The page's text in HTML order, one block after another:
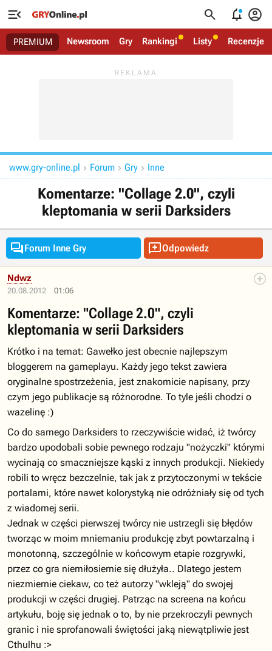
   
PREMIUM Newsroom Gry Rankingi Listy Recenzje
www.gry-online.pl  Forum  Gry  Inne
Komentarze: "Collage 2.0", czyli
kleptomania w serii Darksiders
Forum Inne Gry Odpowiedz
20.08.2012 01:06
Ndwz
Komentarze: "Collage 2.0", czyli
kleptomania w serii Darksiders
Krótko i na temat: Gawełko jest obecnie najlepszym
bloggerem na gameplayu. Każdy jego tekst zawiera
oryginalne spostrzeżenia, jest znakomicie napisany, przy
czym jego publikacje są różnorodne. To tyle jeśli chodzi o
wazelinę :)
Co do samego Darksiders to rzeczywiście widać, iż twórcy
bardzo upodobali sobie pewnego rodzaju "nożyczki" którymi
wycinają co smaczniejsze kąski z innych produkcji. Niekiedy
robili to wręcz bezczelnie, tak jak z przytoczonymi w tekście
portalami, które nawet kolorystyką nie odróżniały się od tych
z wiadomej serii.
Jednak w części pierwszej twórcy nie ustrzegli się błędów
tworząc w moim mniemaniu produkcję zbyt powtarzalną i
monotonną, szczególnie w końcowym etapie rozgrywki,
przez co gra niemiłosiernie się dłużyła.. Dlatego jestem
niezmiernie ciekaw, co też autorzy "wkleją" do swojej
produkcji w części drugiej. Patrząc na screena na końcu
artykułu, boję się jednak o to, by nie przekroczyli pewnych
granic i nie sprofanowali świętości jaką niewątpliwie jest
Cthulhu :>